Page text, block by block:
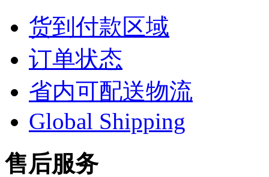
货到付款区域
订单状态
省内可配送物流
Global Shipping
售后服务